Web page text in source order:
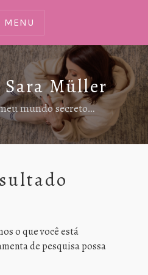
MENU
Müller
mundo secreto…
o que você está
de pesquisa possa